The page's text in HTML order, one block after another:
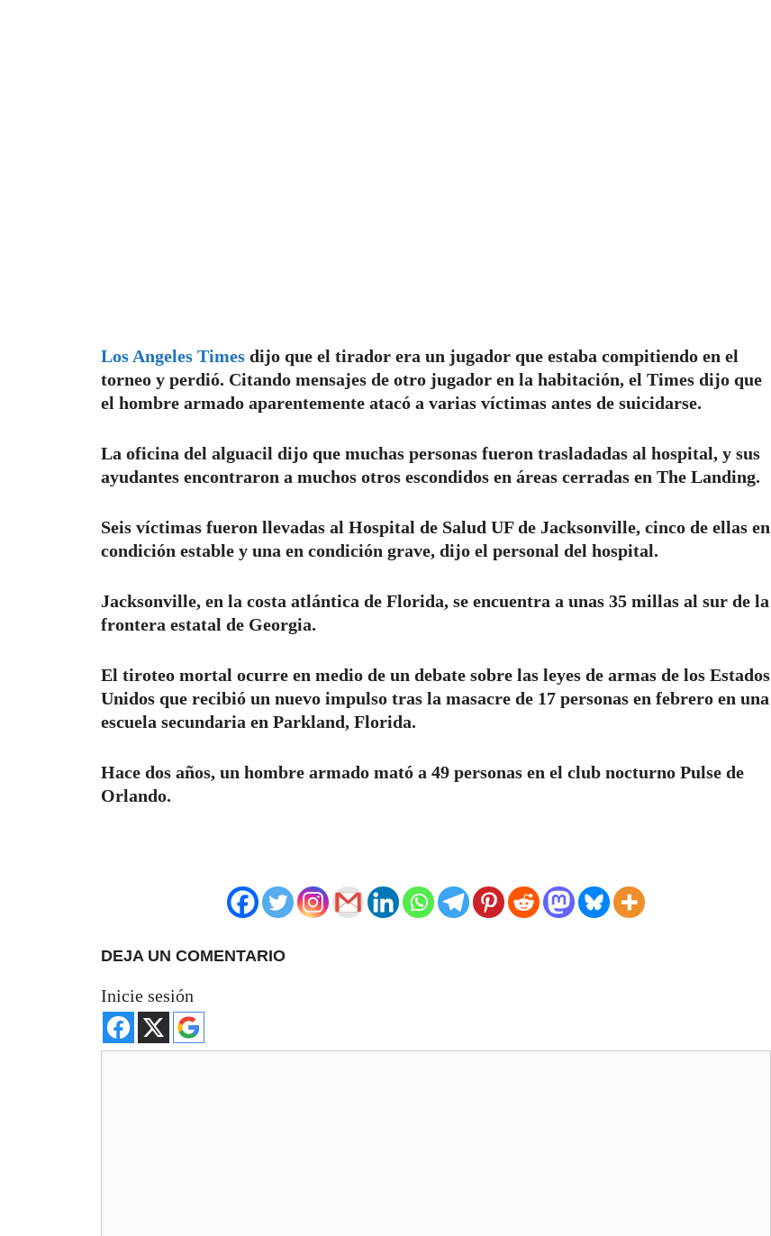
Los Angeles Times dijo que el tirador era un jugador que estaba compitiendo en el
torneo y perdió. Citando mensajes de otro jugador en la habitación, el Times dijo que
el hombre armado aparentemente atacó a varias víctimas antes de suicidarse.
La oficina del alguacil dijo que muchas personas fueron trasladadas al hospital, y sus
ayudantes encontraron a muchos otros escondidos en áreas cerradas en The Landing.
Seis víctimas fueron llevadas al Hospital de Salud UF de Jacksonville, cinco de ellas en
condición estable y una en condición grave, dijo el personal del hospital.
Jacksonville, en la costa atlántica de Florida, se encuentra a unas 35 millas al sur de la
frontera estatal de Georgia.
El tiroteo mortal ocurre en medio de un debate sobre las leyes de armas de los Estados
Unidos que recibió un nuevo impulso tras la masacre de 17 personas en febrero en una
escuela secundaria en Parkland, Florida.
Hace dos años, un hombre armado mató a 49 personas en el club nocturno Pulse de
Orlando.
DEJA UN COMENTARIO
Inicie sesión